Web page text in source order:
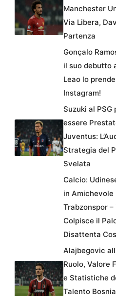
Manchester
Via Libera,
Partenza
Gonçalo
il suo debutto
Leao lo
Instagram!
Suzuki al PSG
essere
Juventus:
Strategia del
Svelata
Calcio:
in Amichevole
Trabzonspor –
Colpisce il
Disattenta
Alajbegovic
Ruolo, Valore
e Statistiche
Talento